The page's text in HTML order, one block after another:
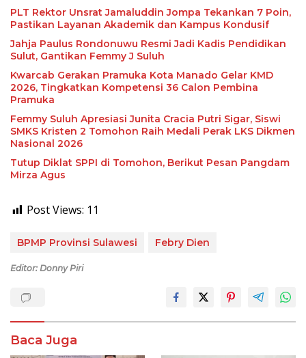
PLT Rektor Unsrat Jamaluddin Jompa Tekankan 7 Poin,
Pastikan Layanan Akademik dan Kampus Kondusif
Jahja Paulus Rondonuwu Resmi Jadi Kadis Pendidikan
Sulut, Gantikan Femmy J Suluh
Kwarcab Gerakan Pramuka Kota Manado Gelar KMD
2026, Tingkatkan Kompetensi 36 Calon Pembina
Pramuka
Femmy Suluh Apresiasi Junita Cracia Putri Sigar, Siswi
SMKS Kristen 2 Tomohon Raih Medali Perak LKS Dikmen
Nasional 2026
Tutup Diklat SPPI di Tomohon, Berikut Pesan Pangdam
Mirza Agus
Post Views: 11
BPMP Provinsi Sulawesi Febry Dien
Editor: Donny Piri
Baca Juga